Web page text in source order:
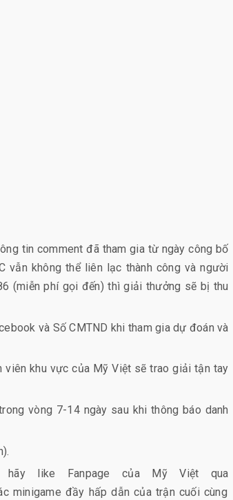
tin comment đã tham gia từ ngày công bố
vẫn không thể liên lạc thành công và người
(miễn phí gọi đến) thì giải thưởng sẽ bị thu
và Số CMTND khi tham gia dự đoán và
viên khu vực của Mỹ Việt sẽ trao giải tận tay
vòng 7-14 ngày sau khi thông báo danh
like Fanpage của Mỹ Việt qua
minigame đầy hấp dẫn của trận cuối cùng